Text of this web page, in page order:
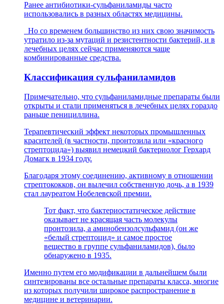
Ранее антибиотики-сульфаниламиды часто
использовались в разных областях медицины.
Но со временем большинство из них свою значимость
утратило из-за мутаций и резистентности бактерий, и в
лечебных целях сейчас применяются чаще
комбинированные средства.
Классификация сульфаниламидов
Примечательно, что сульфаниламидные препараты были
открыты и стали применяться в лечебных целях гораздо
раньше пенициллина.
Терапевтический эффект некоторых промышленных
красителей (в частности, пронтозила или «красного
стрептоцида») выявил немецкий бактериолог Герхард
Домагк в 1934 году.
Благодаря этому соединению, активному в отношении
стрептококков, он вылечил собственную дочь, а в 1939
стал лауреатом Нобелевской премии.
Тот факт, что бактериостатическое действие
оказывает не красящая часть молекулы
пронтозила, а аминобензолсульфамид (он же
«белый стрептоцид» и самое простое
вещество в группе сульфаниламидов), было
обнаружено в 1935.
Именно путем его модификации в дальнейшем были
синтезированы все остальные препараты класса, многие
из которых получили широкое распространение в
медицине и ветеринарии.